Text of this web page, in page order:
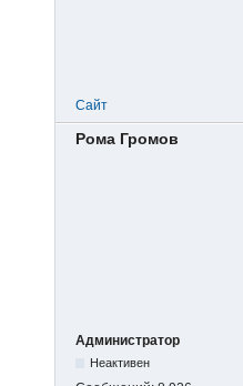
Сайт
Рома Громов
Администратор
Неактивен